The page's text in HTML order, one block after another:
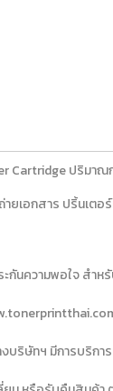
Cartridge ปริมา
ยเอกสาร ปริ้นเ
นความพอใจ สำ
บริษัทฯ มีการบริก